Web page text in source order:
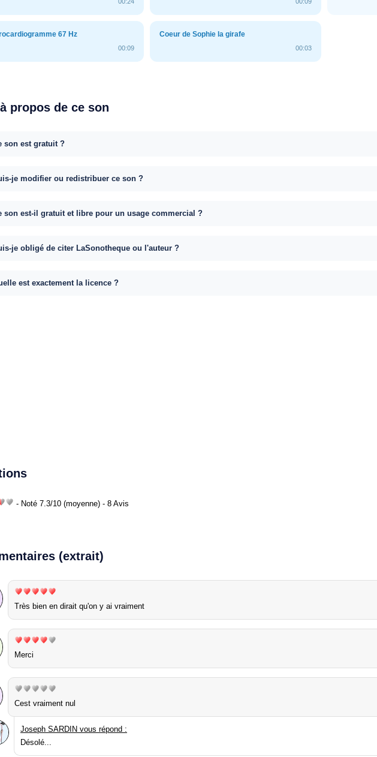
67 Hz
00:09
Coeur de Sophie la girafe
00:03
propos de ce son
son est gratuit ?
je modifier ou redistribuer ce son ?
son est-il gratuit et libre pour un usage commercial ?
je obligé de citer LaSonotheque ou l'auteur ?
est exactement la licence ?
- Noté 7.3/10 (moyenne) - 8 Avis
(extrait)
Très bien en dirait qu'on y ai vraiment
Merci
Cest vraiment nul
Joseph SARDIN vous répond :
Désolé...